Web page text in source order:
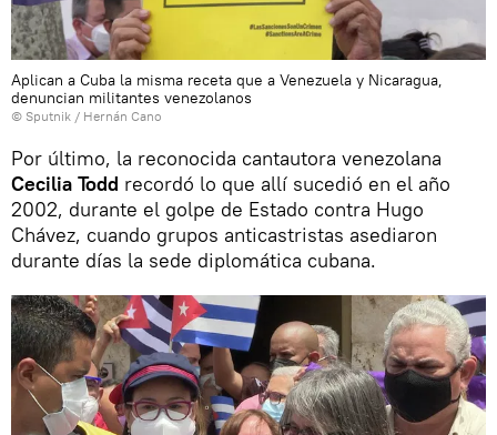
Aplican a Cuba la misma receta que a Venezuela y Nicaragua,
denuncian militantes venezolanos
© Sputnik / Hernán Cano
Por último, la reconocida cantautora venezolana
Cecilia Todd recordó lo que allí sucedió en el año
2002, durante el golpe de Estado contra Hugo
Chávez, cuando grupos anticastristas asediaron
durante días la sede diplomática cubana.